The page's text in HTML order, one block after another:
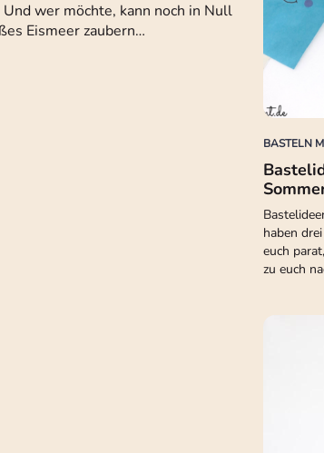
wer möchte, kann noch in Null
Eismeer zaubern…
BASTELN
haben
euch
zu euch